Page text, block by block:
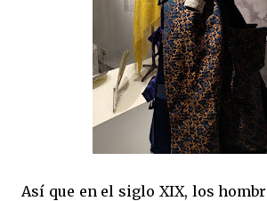
Así que en el siglo XIX, los